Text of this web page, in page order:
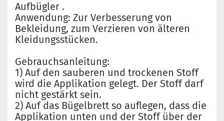
Aufbügler .
Anwendung: Zur Verbesserung von
Bekleidung, zum Verzieren von älteren
Kleidungsstücken.
Gebrauchsanleitung:
1) Auf den sauberen und trockenen Stoff
wird die Applikation gelegt. Der Stoff darf
nicht gestärkt sein.
2) Auf das Bügelbrett so auflegen, dass die
Applikation unten und der Stoff über der